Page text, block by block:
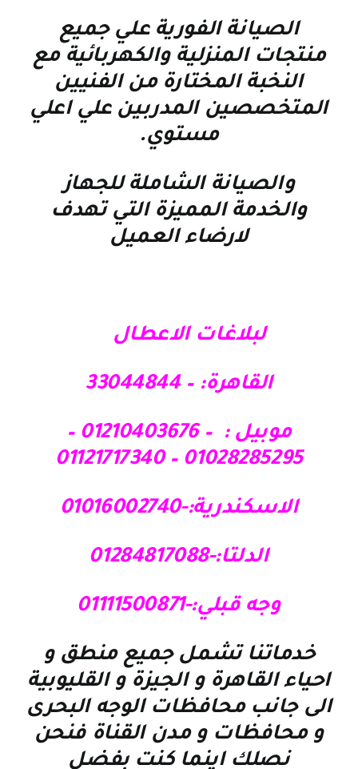
الصيانة الفورية علي جميع
منتجات المنزلية والكهربائية مع
النخبة المختارة من الفنيين
المتخصصين المدربين علي اعلي
مستوي.
والصيانة الشاملة للجهاز
والخدمة المميزة التي تهدف
لارضاء العميل
لبلاغات الاعطال
القاهرة: – 33044844
موبيل : – 01210403676 –
01028285295 – 01121717340
الاسكندرية:-01016002740
الدلتا:-01284817088
وجه قبلي:-01111500871
خدماتنا تشمل جميع منطق و
احياء القاهرة و الجيزة و القليوبية
الى جانب محافظات الوجه البحرى
و محافظات و مدن القناة فنحن
نصلك اينما كنت بفضل